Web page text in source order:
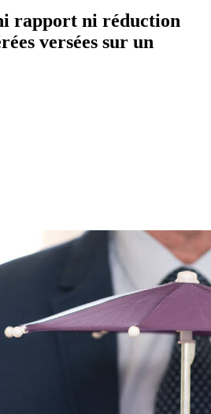
rapport ni réduction
versées sur un